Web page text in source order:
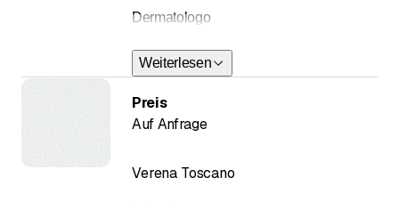
Dermatologo
Weiterlesen
Verena Toscano
Preis
Auf Anfrage